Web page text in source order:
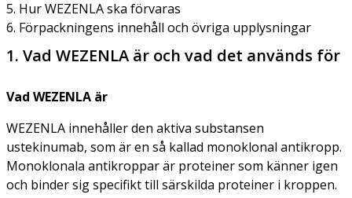
5. Hur WEZENLA ska förvaras
6. Förpackningens innehåll och övriga upplysningar
1. Vad WEZENLA är och vad det används för
Vad WEZENLA är
WEZENLA innehåller den aktiva substansen
ustekinumab, som är en så kallad monoklonal antikropp.
Monoklonala antikroppar är proteiner som känner igen
och binder sig specifikt till särskilda proteiner i kroppen.